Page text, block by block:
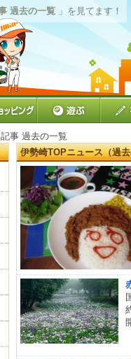
過去の一覧 」を見てます！
事 過去の一覧
伊勢崎TOPニュース（過